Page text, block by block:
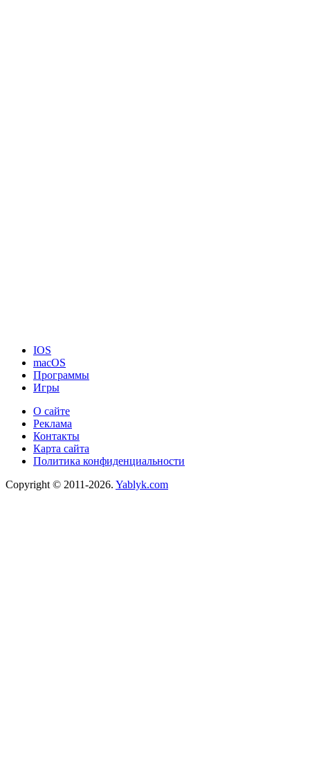
IOS
macOS
Программы
Игры
О сайте
Реклама
Контакты
Карта сайта
Политика конфиденциальности
Copyright © 2011-2026. Yablyk.сom